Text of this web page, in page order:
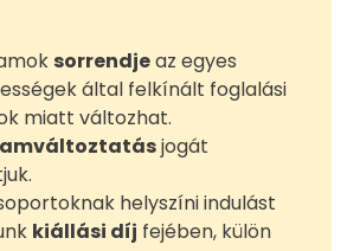
sorrendjeaz egyes
által felkínált foglalási
miatt változhat.
jogát
helyszíni indulást
kiállási díj fejében, külön